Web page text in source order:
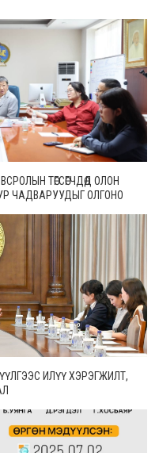
ТӨГСӨГЧДӨД ОЛОН
УР ЧАДВАРУУДЫГ ОЛГОНО
ИЛҮҮ ХЭРЭГЖИЛТ,